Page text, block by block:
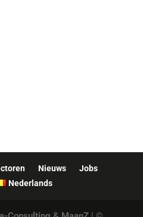
Nieuws
Jobs
Nederlands